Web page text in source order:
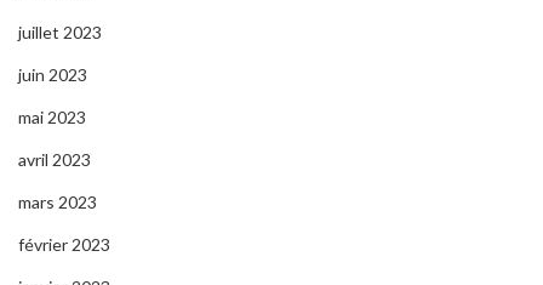
juillet 2023
juin 2023
mai 2023
avril 2023
mars 2023
février 2023